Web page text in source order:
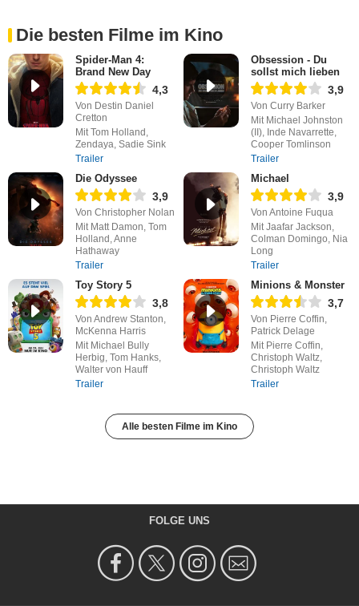
Die besten Filme im Kino
Spider-Man 4:
Brand New Day
4,3
Von Destin Daniel
Cretton
Mit Tom Holland,
Zendaya, Sadie Sink
Trailer
Obsession - Du
sollst mich lieben
3,9
Von Curry Barker
Mit Michael Johnston
(II), Inde Navarrette,
Cooper Tomlinson
Trailer
Die Odyssee
3,9
Von Christopher Nolan
Mit Matt Damon, Tom
Holland, Anne
Hathaway
Trailer
Michael
3,9
Von Antoine Fuqua
Mit Jaafar Jackson,
Colman Domingo, Nia
Long
Trailer
Toy Story 5
3,8
Von Andrew Stanton,
McKenna Harris
Mit Michael Bully
Herbig, Tom Hanks,
Walter von Hauff
Trailer
Minions & Monster
3,7
Von Pierre Coffin,
Patrick Delage
Mit Pierre Coffin,
Christoph Waltz,
Christoph Waltz
Trailer
Alle besten Filme im Kino
FOLGE UNS